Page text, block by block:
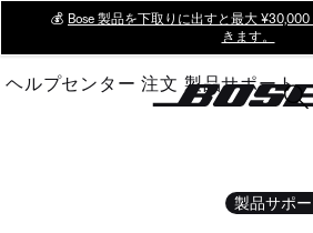
Main
💰 Bose 製品を下取りに出すと最大
きます。
ヘルプセンター 注文 製品サポート
製品サポー